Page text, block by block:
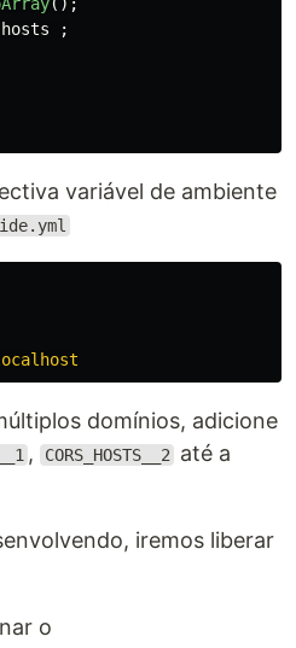
hosts
;
variável de ambiente
domínios, adicione
, CORS_HOSTS__2 até a
iremos liberar
o